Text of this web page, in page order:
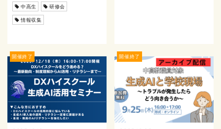
中高生 研修会
情報収集
開催終了 開催終了